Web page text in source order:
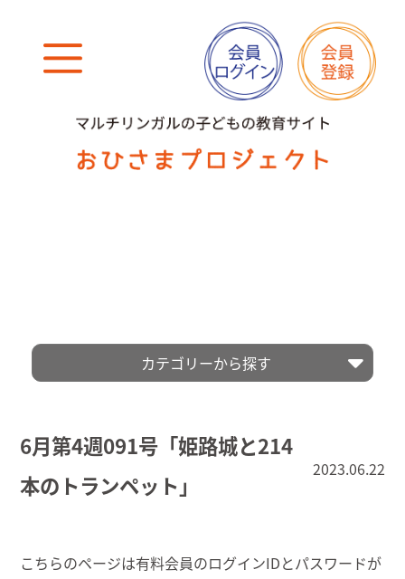
6月第4週091号「姫路城と214
本のトランペット」
2023.06.22
こちらのページは有料会員のログインIDとパスワードが